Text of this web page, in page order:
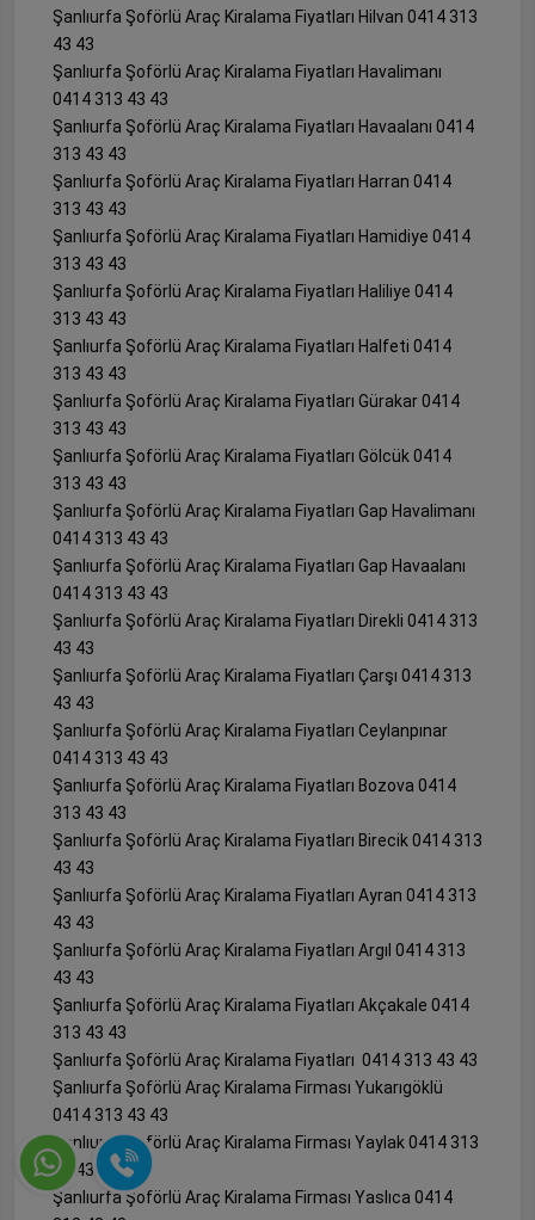
Şanlıurfa Şoförlü Araç Kiralama Fiyatları Hilvan 0414 313
43 43
Şanlıurfa Şoförlü Araç Kiralama Fiyatları Havalimanı
0414 313 43 43
Şanlıurfa Şoförlü Araç Kiralama Fiyatları Havaalanı 0414
313 43 43
Şanlıurfa Şoförlü Araç Kiralama Fiyatları Harran 0414
313 43 43
Şanlıurfa Şoförlü Araç Kiralama Fiyatları Hamidiye 0414
313 43 43
Şanlıurfa Şoförlü Araç Kiralama Fiyatları Haliliye 0414
313 43 43
Şanlıurfa Şoförlü Araç Kiralama Fiyatları Halfeti 0414
313 43 43
Şanlıurfa Şoförlü Araç Kiralama Fiyatları Gürakar 0414
313 43 43
Şanlıurfa Şoförlü Araç Kiralama Fiyatları Gölcük 0414
313 43 43
Şanlıurfa Şoförlü Araç Kiralama Fiyatları Gap Havalimanı
0414 313 43 43
Şanlıurfa Şoförlü Araç Kiralama Fiyatları Gap Havaalanı
0414 313 43 43
Şanlıurfa Şoförlü Araç Kiralama Fiyatları Direkli 0414 313
43 43
Şanlıurfa Şoförlü Araç Kiralama Fiyatları Çarşı 0414 313
43 43
Şanlıurfa Şoförlü Araç Kiralama Fiyatları Ceylanpınar
0414 313 43 43
Şanlıurfa Şoförlü Araç Kiralama Fiyatları Bozova 0414
313 43 43
Şanlıurfa Şoförlü Araç Kiralama Fiyatları Birecik 0414 313
43 43
Şanlıurfa Şoförlü Araç Kiralama Fiyatları Ayran 0414 313
43 43
Şanlıurfa Şoförlü Araç Kiralama Fiyatları Argıl 0414 313
43 43
Şanlıurfa Şoförlü Araç Kiralama Fiyatları Akçakale 0414
313 43 43
Şanlıurfa Şoförlü Araç Kiralama Fiyatları 0414 313 43 43
Şanlıurfa Şoförlü Araç Kiralama Firması Yukarıgöklü
0414 313 43 43
Şanlıurfa Şoförlü Araç Kiralama Firması Yaylak 0414 313
43 43
Şanlıurfa Şoförlü Araç Kiralama Firması Yaslıca 0414